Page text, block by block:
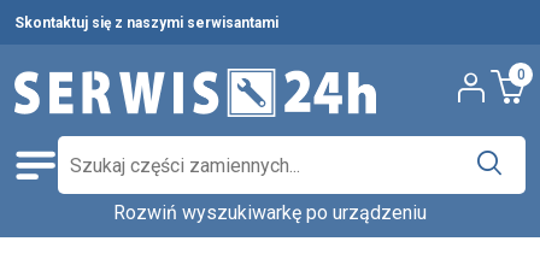
Skontaktuj się z naszymi serwisantami
0
Części zamienne
Rozwiń wyszukiwarkę po urządzeniu